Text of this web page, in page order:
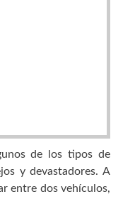
de los tipos de
y devastadores. A
entre dos vehículos,